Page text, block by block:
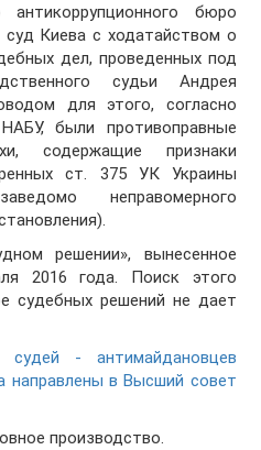
антикоррупционного бюро
Киева с ходатайством о
дел, проведенных под
судьи Андрея
для этого, согласно
были противоправные
содержащие признаки
ст. 375 УК Украины
неправомерного
решении», вынесенное
2016 года. Поиск этого
судебных решений не дает
судей - антимайдановцев
направлены в Высший совет
производство.